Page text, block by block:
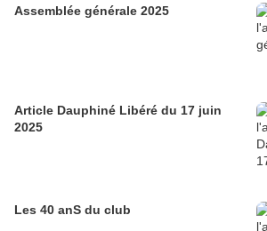
Assemblée générale 2025
Article Dauphiné Libéré du 17 juin
2025
Les 40 anS du club